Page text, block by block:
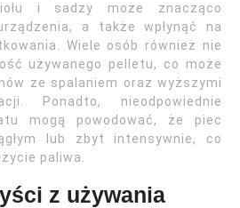
i sadzy może znacząco
a także wpłynąć na
Wiele osób również nie
używanego pelletu, co może
ze spalaniem oraz wyższymi
Ponadto, nieodpowiednie
mogą powodować, że piec
lub zbyt intensywnie, co
paliwa.
z używania